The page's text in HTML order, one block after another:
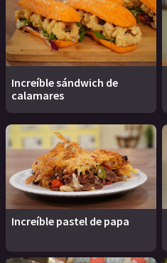
Increíble sándwich de
calamares
Increíble pastel de papa